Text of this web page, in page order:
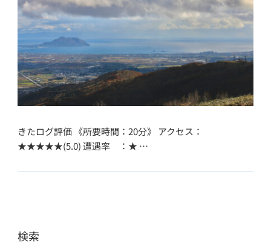
きたログ評価 《所要時間：20分》 アクセス：
★★★★★(5.0) 遭遇率 ：★ …
検索